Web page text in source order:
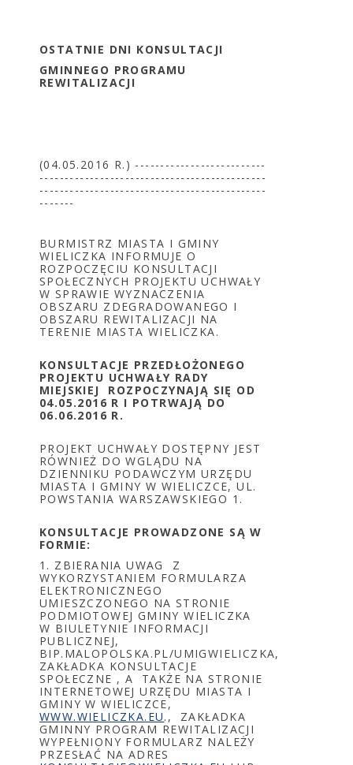
OSTATNIE DNI KONSULTACJI
GMINNEGO PROGRAMU
REWITALIZACJI
(04.05.2016 R.) --------------------------
---------------------------------------------
---------------------------------------------
-------
BURMISTRZ MIASTA I GMINY
WIELICZKA INFORMUJE O
ROZPOCZĘCIU KONSULTACJI
SPOŁECZNYCH PROJEKTU UCHWAŁY
W SPRAWIE WYZNACZENIA
OBSZARU ZDEGRADOWANEGO I
OBSZARU REWITALIZACJI NA
TERENIE MIASTA WIELICZKA.
KONSULTACJE PRZEDŁOŻONEGO
PROJEKTU UCHWAŁY RADY
MIEJSKIEJ ROZPOCZYNAJĄ SIĘ OD
04.05.2016 R I POTRWAJĄ DO
06.06.2016 R.
PROJEKT UCHWAŁY DOSTĘPNY JEST
RÓWNIEŻ DO WGLĄDU NA
DZIENNIKU PODAWCZYM URZĘDU
MIASTA I GMINY W WIELICZCE, UL.
POWSTANIA WARSZAWSKIEGO 1.
KONSULTACJE PROWADZONE SĄ W
FORMIE:
1. ZBIERANIA UWAG Z
WYKORZYSTANIEM FORMULARZA
ELEKTRONICZNEGO
UMIESZCZONEGO NA STRONIE
PODMIOTOWEJ GMINY WIELICZKA
W BIULETYNIE INFORMACJI
PUBLICZNEJ,
BIP.MALOPOLSKA.PL/UMIGWIELICZKA,
ZAKŁADKA KONSULTACJE
SPOŁECZNE , A TAKŻE NA STRONIE
INTERNETOWEJ URZĘDU MIASTA I
GMINY W WIELICZCE,
WWW.WIELICZKA.EU., ZAKŁADKA
GMINNY PROGRAM REWITALIZACJI
WYPEŁNIONY FORMULARZ NALEŻY
PRZESŁAĆ NA ADRES